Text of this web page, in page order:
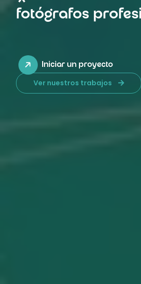
fotógrafos
Iniciar un proyecto
Ver nuestros trabajos